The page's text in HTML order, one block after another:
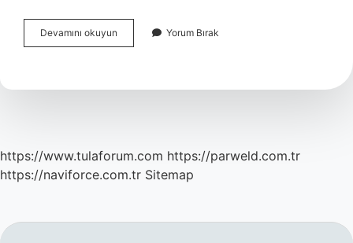
Devamını okuyun
Gibi
Demek
Yorum Bırak
https://www.tulaforum.com https://parweld.com.tr
https://naviforce.com.tr Sitemap